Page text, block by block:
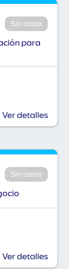
Sin costo
para
Ver detalles
Sin costo
Ver detalles